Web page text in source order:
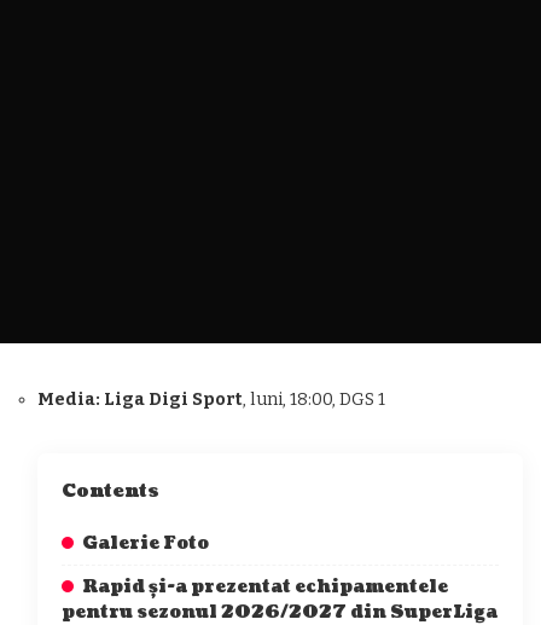
Media: Liga Digi Sport, luni, 18:00, DGS 1
Contents
Galerie Foto
Rapid și-a prezentat echipamentele
pentru sezonul 2026/2027 din SuperLiga